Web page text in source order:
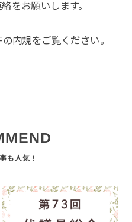
をお願いします。
内規をご覧ください。